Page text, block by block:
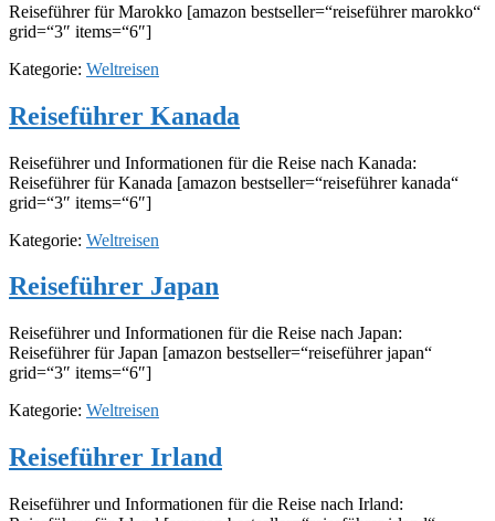
Reiseführer für Marokko [amazon bestseller=“reiseführer marokko“
grid=“3″ items=“6″]
Kategorie: Weltreisen
Reiseführer Kanada
Reiseführer und Informationen für die Reise nach Kanada:
Reiseführer für Kanada [amazon bestseller=“reiseführer kanada“
grid=“3″ items=“6″]
Kategorie: Weltreisen
Reiseführer Japan
Reiseführer und Informationen für die Reise nach Japan:
Reiseführer für Japan [amazon bestseller=“reiseführer japan“
grid=“3″ items=“6″]
Kategorie: Weltreisen
Reiseführer Irland
Reiseführer und Informationen für die Reise nach Irland: